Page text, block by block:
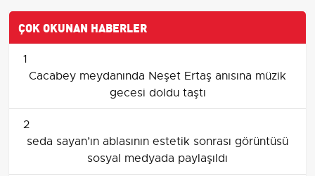
ÇOK OKUNAN HABERLER
1
Cacabey meydanında Neşet Ertaş anısına müzik
gecesi doldu taştı
2
seda sayan’ın ablasının estetik sonrası görüntüsü
sosyal medyada paylaşıldı